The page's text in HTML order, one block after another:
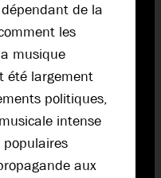
de la
les
musique
été largement
politiques,
intense
aux